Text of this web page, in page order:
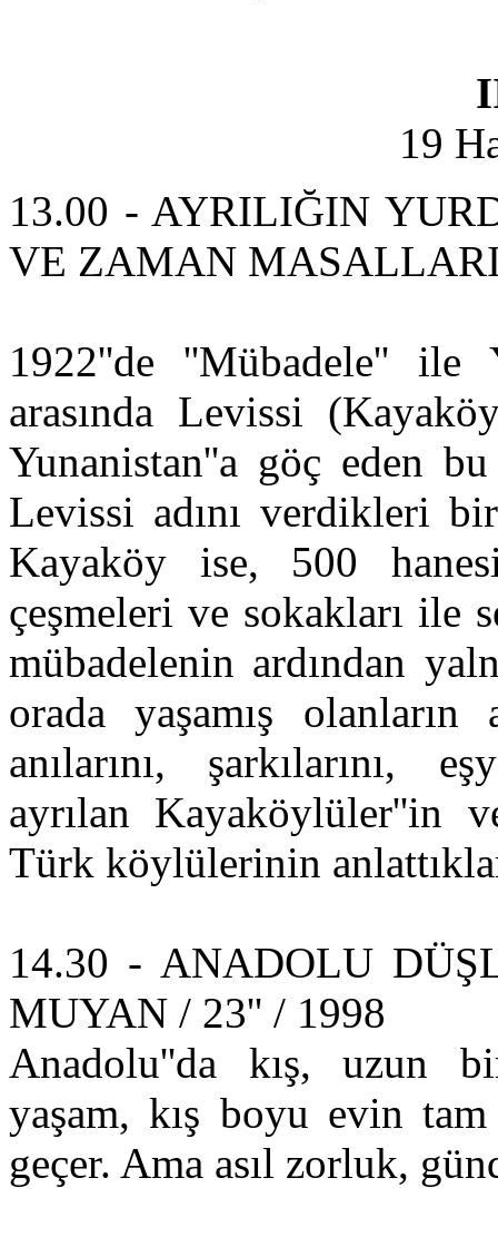
19
13.00 - AYRILIĞIN
VE ZAMAN
1922''de ''Mübadele'' ile
arasında Levissi
Yunanistan''a göç eden
Levissi adını verdikleri
Kayaköy ise, 500
çeşmeleri ve sokakları ile
mübadelenin ardından
orada yaşamış
anılarını, şarkılarını,
ayrılan Kayaköylüler''in
Türk köylülerinin
14.30 - ANADOLU
MUYAN / 23'' / 1998
Anadolu''da kış, uzun
yaşam, kış boyu evin tam
geçer. Ama asıl zorluk,